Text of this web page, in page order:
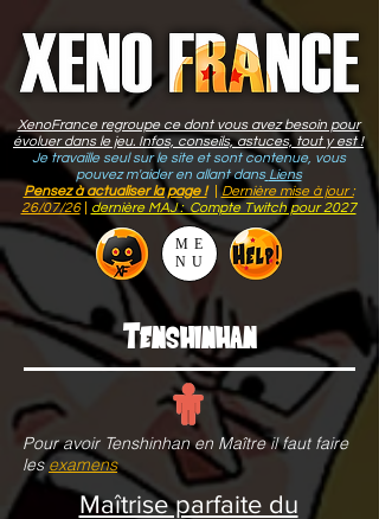
XenoFrance regroupe ce dont vous avez besoin pour
évoluer dans le jeu. Infos, conseils, astuces, tout y est !
Je travaille seul sur le site et sont contenue, vous
pouvez m'aider en allant dans Liens
Pensez à actualiser la page !|
Dernière mise à jour :
26/07/26| dernière MAJ : Compte Twitch pour 2027
ME
NU
Tenshinhan
Pour avoir Tenshinhan en Maître il faut faire
lesexamens
Maîtrise parfaite du